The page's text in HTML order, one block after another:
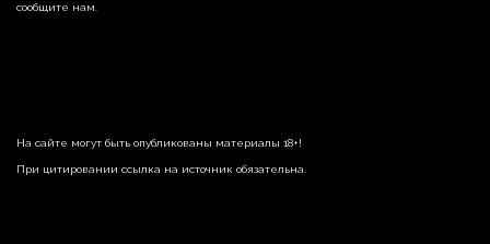
сообщите нам.
На сайте могут быть опубликованы материалы 18+!
При цитировании ссылка на источник обязательна.